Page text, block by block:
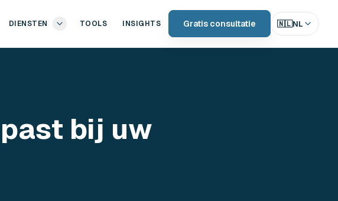
DIENSTEN TOOLS INSIGHTS Gratis consultatie 🇳🇱NL
bij uw